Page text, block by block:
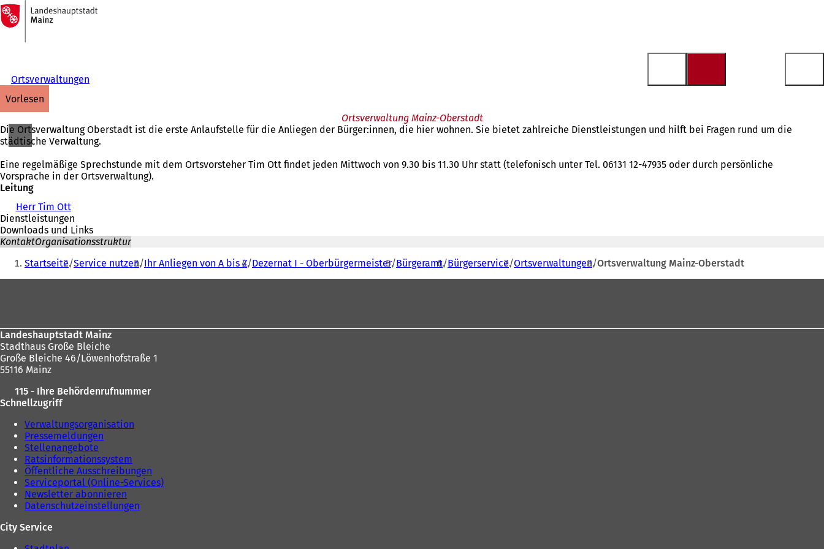
Inhalt anspringen
Zur
Startseite
Ortsverwaltungen
vorlesen
Ortsverwaltung Mainz-Oberstadt
Die Ortsverwaltung Oberstadt ist die erste Anlaufstelle für die Anliegen der Bürger:innen, die hier wohnen. Sie bietet zahlreiche Dienstleistungen und hilft bei Fragen rund um die
städtische Verwaltung.
Eine regelmäßige Sprechstunde mit dem Ortsvorsteher Tim Ott findet jeden Mittwoch von 9.30 bis 11.30 Uhr statt (telefonisch unter Tel. 06131 12-47935 oder durch persönliche
Vorsprache in der Ortsverwaltung).
Leitung
Herr Tim Ott
Dienstleistungen
Downloads und Links
KontaktOrganisationsstruktur
Sie
befinden
Startseite Service nutzen Ihr Anliegen von A bis Z Dezernat I - Oberbürgermeister Bürgeramt Bürgerservice Ortsverwaltungen Ortsverwaltung Mainz-Oberstadt
Landeshauptstadt Mainz
Stadthaus Große Bleiche
Große Bleiche 46/Löwenhofstraße 1
55116 Mainz
115 - Ihre Behördenrufnummer
Schnellzugriff
Verwaltungsorganisation
Pressemeldungen
Stellenangebote
Ratsinformationssystem
Öffentliche Ausschreibungen
Serviceportal (Online-Services)
Newsletter abonnieren
Datenschutzeinstellungen
City Service